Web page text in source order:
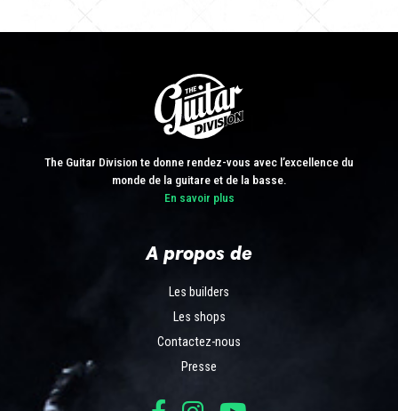
The Guitar Division te donne rendez-vous avec l’excellence du
monde de la guitare et de la basse.
En savoir plus
A propos de
Les builders
Les shops
Contactez-nous
Presse